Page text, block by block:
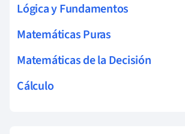
Lógica y Fundamentos
Matemáticas Puras
Matemáticas de la Decisión
Cálculo